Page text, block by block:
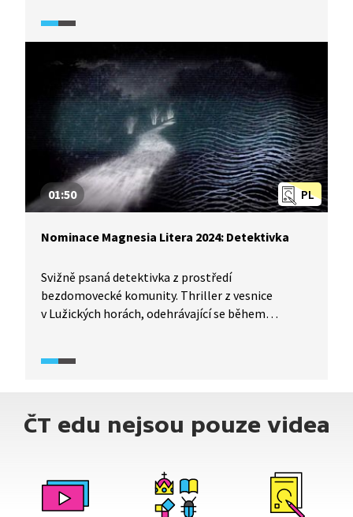
ze staré severské kultury? Spolek Litera uděluje
celkem v devíti kategoriích. Jaké tři knihy
v kategorii fantastika se v roce 2024 probojovaly
do nominací?
PL
01:50
Nominace Magnesia Litera 2024: Detektivka
Svižně psaná detektivka z prostředí
bezdomovecké komunity. Thriller z vesnice
v Lužických horách, odehrávající se během
hlavních postav? Spolek Litera uděluje každý rok
detektivka se v roce 2024 probojovaly
ČT edu nejsou pouze videa